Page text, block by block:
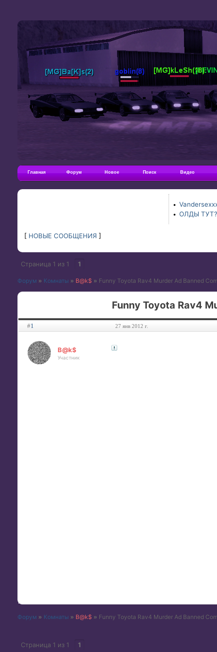
Главная Форум Новое Поиск Видео
•
• ОЛДЫ
[ НОВЫЕ СООБЩЕНИЯ ]
Страница 1 из 1 1
Форум » Комнаты » B@k$ » Funny Toyota Rav4 Murder Ad Banned
Funny Toyota Rav4
#1 27 янв 2012 г.
B@k$
Участник
Форум » Комнаты » B@k$ » Funny Toyota Rav4 Murder Ad Banned
Страница 1 из 1 1